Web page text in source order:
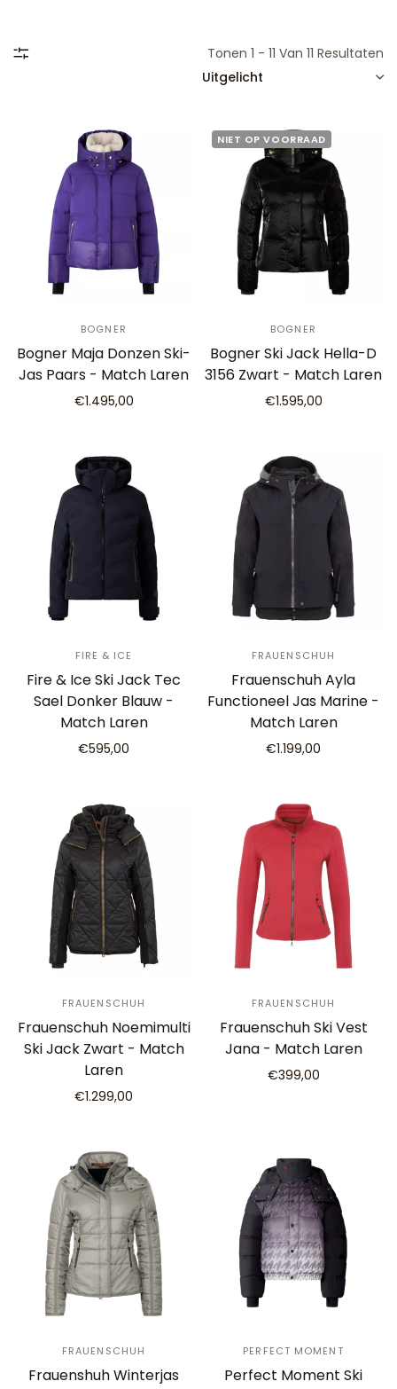
Tonen 1 - 11 Van 11 Resultaten
BOGNER
Bogner Maja Donzen Ski-
Jas Paars - Match Laren
€1.495,00
NIET OP VOORRAAD
BOGNER
Bogner Ski Jack Hella-D
3156 Zwart - Match Laren
€1.595,00
FIRE & ICE
Fire & Ice Ski Jack Tec
Sael Donker Blauw -
Match Laren
€595,00
FRAUENSCHUH
Frauenschuh Ayla
Functioneel Jas Marine -
Match Laren
€1.199,00
FRAUENSCHUH
Frauenschuh Noemimulti
Ski Jack Zwart - Match
Laren
€1.299,00
FRAUENSCHUH
Frauenschuh Ski Vest
Jana - Match Laren
€399,00
FRAUENSCHUH
Frauenshuh Winterjas
PERFECT MOMENT
Perfect Moment Ski